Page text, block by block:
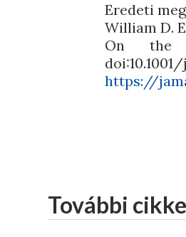
Eredeti
William D.
On the
doi:10.1001/
https://
További